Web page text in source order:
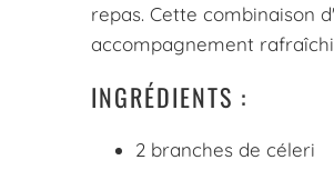
repas. Cette combinaison
accompagnement
INGRÉDIENTS :
2 branches de céleri